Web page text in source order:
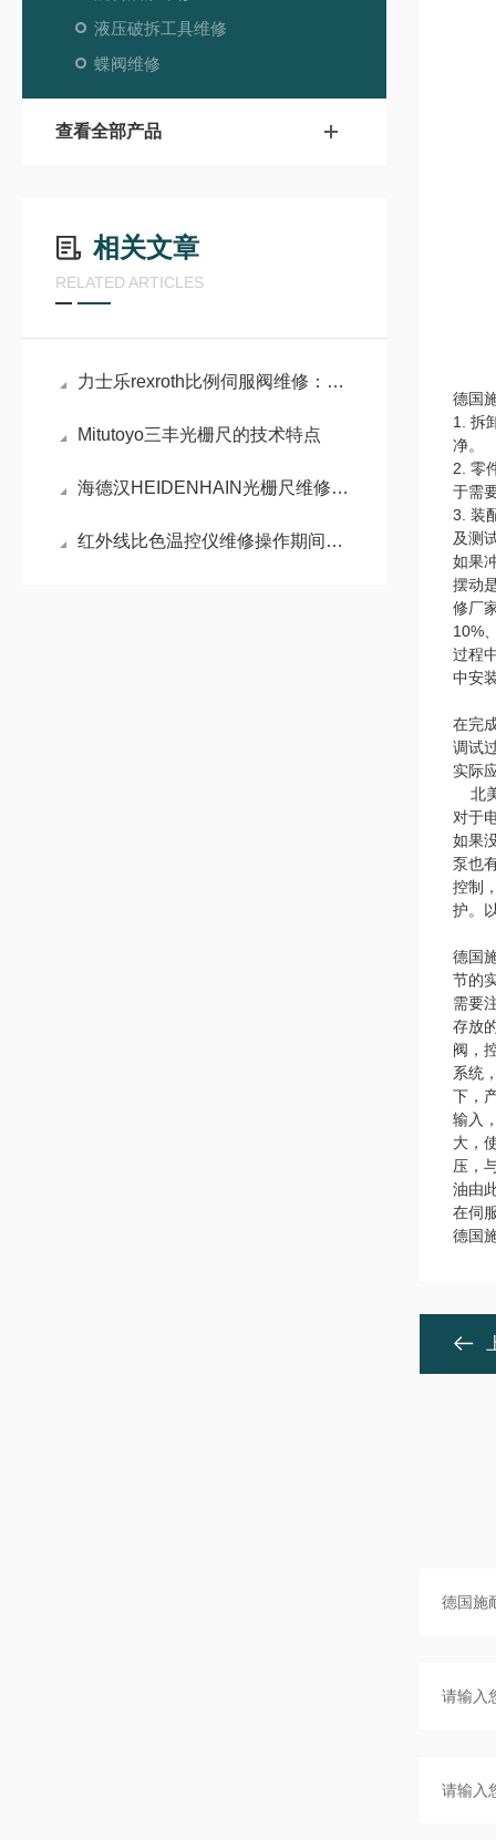
液压破拆工具维修
蝶阀维修
查看全部产品
相关文章
RELATED ARTICLES
力士乐rexroth比例伺服阀维修：比例伺服阀精准控制的液压利器
Mitutoyo三丰光栅尺的技术特点
海德汉HEIDENHAIN光栅尺维修：结构与故障分析
红外线比色温控仪维修操作期间的注意事项
德国
1. 拆
净。
2. 零
于需
3. 装
及测
如果
摆动
修厂
10%
过程
中安
在完
调试
实际
北
对于
如果
泵也
控制
护。
德国
节的
需要
存放
阀，
系统
下，
输入
大，
压，
油由
在伺
德国